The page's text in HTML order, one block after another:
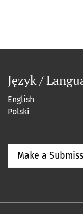
Język /
English
Polski
Make a